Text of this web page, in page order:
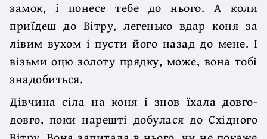
замок, і понесе тебе до нього. А коли
приїдеш до Вітру, легенько вдар коня за
лівим вухом і пусти його назад до мене. І
візьми оцю золоту прядку, може, вона тобі
знадобиться.
Дівчина сіла на коня і знов їхала довго-
довго, поки нарешті добулася до Східного